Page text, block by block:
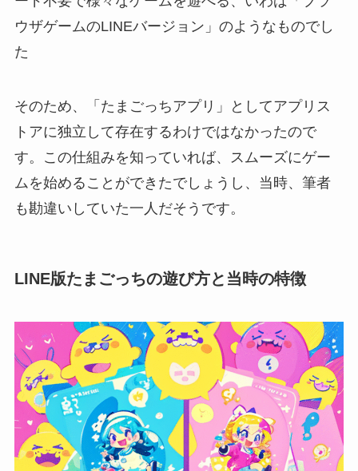
ウザゲームのLINEバージョン」のようなものでし
た
そのため、「たまごっちアプリ」としてアプリス
トアに独立して存在するわけではなかったので
す。この仕組みを知っていれば、スムーズにゲー
ムを始めることができたでしょうし、当時、筆者
も勘違いしていた一人だそうです。
LINE版たまごっちの遊び方と当時の特徴